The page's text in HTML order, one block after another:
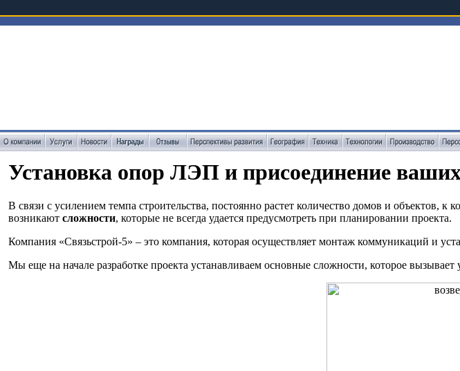
Установка опор ЛЭП и присоединение
В связи с усилением темпа строительства, постоянно растет количество домов и объектов,
возникают сложности, которые не всегда удается предусмотреть при планировании проекта.
Компания «Связьстрой-5» – это компания, которая осуществляет монтаж коммуникаций и
Мы еще на начале разработке проекта устанавливаем основные сложности, которое